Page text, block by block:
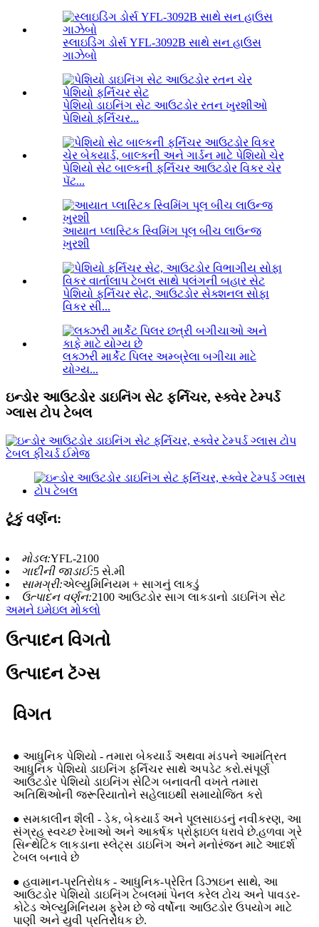
સ્લાઇડિંગ ડોર્સ YFL-3092B સાથે સન હાઉસ
ગાઝેબો
પેશિયો ડાઇનિંગ સેટ આઉટડોર રતન ખુરશીઓ
પેશિયો ફર્નિચર...
પેશિયો સેટ બાલ્કની ફર્નિચર આઉટડોર વિકર ચેર
પૅટ...
આયાત પ્લાસ્ટિક સ્વિમિંગ પૂલ બીચ લાઉન્જ
ખુરશી
પેશિયો ફર્નિચર સેટ, આઉટડોર સેક્શનલ સોફા
વિકર સી...
લક્ઝરી માર્કેટ પિલર અમ્બ્રેલા બગીચા માટે
યોગ્ય...
ઇન્ડોર આઉટડોર ડાઇનિંગ સેટ ફર્નિચર, સ્ક્વેર ટેમ્પર્ડ
ગ્લાસ ટોપ ટેબલ
ટૂંકું વર્ણન:
મોડલ:YFL-2100
ગાદીની જાડાઈ:5 સે.મી
સામગ્રી:એલ્યુમિનિયમ + સાગનું લાકડું
ઉત્પાદન વર્ણન:2100 આઉટડોર સાગ લાકડાનો ડાઇનિંગ સેટ
અમને ઇમેઇલ મોકલો
ઉત્પાદન વિગતો
ઉત્પાદન ટૅગ્સ
વિગત
● આધુનિક પેશિયો - તમારા બેકયાર્ડ અથવા મંડપને આમંત્રિત
આધુનિક પેશિયો ડાઇનિંગ ફર્નિચર સાથે અપડેટ કરો.સંપૂર્ણ
આઉટડોર પેશિયો ડાઇનિંગ સેટિંગ બનાવતી વખતે તમારા
અતિથિઓની જરૂરિયાતોને સહેલાઇથી સમાયોજિત કરો
● સમકાલીન શૈલી - ડેક, બેકયાર્ડ અને પૂલસાઇડનું નવીકરણ, આ
સંગ્રહ સ્વચ્છ રેખાઓ અને આકર્ષક પ્રોફાઇલ ધરાવે છે.હળવા ગ્રે
સિન્થેટિક લાકડાના સ્લેટ્સ ડાઇનિંગ અને મનોરંજન માટે આદર્શ
ટેબલ બનાવે છે
● હવામાન-પ્રતિરોધક - આધુનિક-પ્રેરિત ડિઝાઇન સાથે, આ
આઉટડોર પેશિયો ડાઇનિંગ ટેબલમાં પેનલ કરેલ ટોચ અને પાવડર-
કોટેડ એલ્યુમિનિયમ ફ્રેમ છે જે વર્ષોના આઉટડોર ઉપયોગ માટે
પાણી અને યુવી પ્રતિરોધક છે.